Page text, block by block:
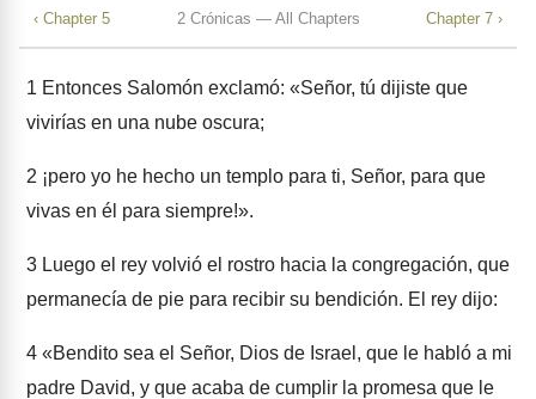
‹ Chapter 5 2 Crónicas — All Chapters Chapter 7 ›
1 Entonces Salomón exclamó: «Señor, tú dijiste que
vivirías en una nube oscura;
2 ¡pero yo he hecho un templo para ti, Señor, para que
vivas en él para siempre!».
3 Luego el rey volvió el rostro hacia la congregación, que
permanecía de pie para recibir su bendición. El rey dijo:
4 «Bendito sea el Señor, Dios de Israel, que le habló a mi
padre David, y que acaba de cumplir la promesa que le